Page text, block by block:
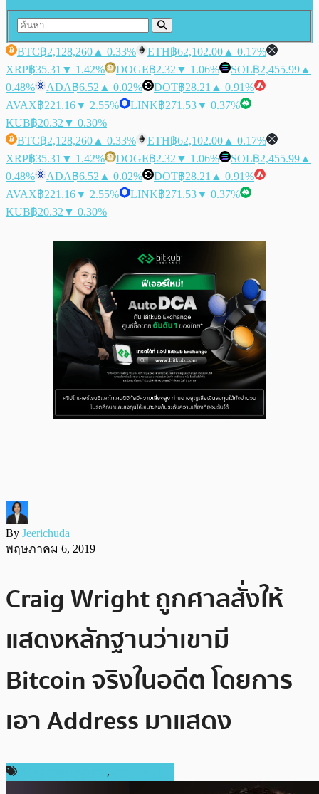
BTC฿2,128,260 ▲ 0.33% ETH฿62,102.00 ▲ 0.17%
XRP฿35.31 ▼ 1.42% DOGE฿2.32 ▼ 1.06% SOL฿2,455.99 ▲
0.48%
ADA฿6.52 ▲ 0.02% DOT฿28.21 ▲ 0.91%
AVAX฿221.16▼ 2.55% LINK฿271.53▼ 0.37%
KUB฿20.32 ▼ 0.30%
BTC฿2,128,260 ▲ 0.33% ETH฿62,102.00 ▲ 0.17%
XRP฿35.31 ▼ 1.42% DOGE฿2.32 ▼ 1.06% SOL฿2,455.99 ▲
0.48%
ADA฿6.52 ▲ 0.02% DOT฿28.21 ▲ 0.91%
AVAX฿221.16▼ 2.55% LINK฿271.53▼ 0.37%
KUB฿20.32 ▼ 0.30%
By Jeerichuda
พฤษภาคม 6, 2019
Craig Wright ถูกศาลสั่งให้
แสดงหลักฐานว่าเขามี
Bitcoin จริงในอดีต โดยการ
เอา Address มาแสดง
,